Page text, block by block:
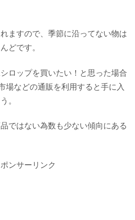
ますので、季節に沿ってない物は
どです。
ロップを買いたい！と思った場合
場などの通販を利用すると手に入
。
ではない為数も少ない傾向にある
ンサーリンク